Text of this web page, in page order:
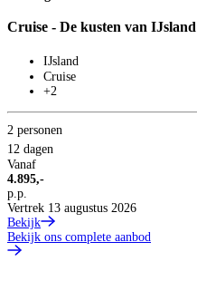
Cruise - De kusten van IJsland
IJsland
Cruise
+2
2 personen
12 dagen
Vanaf
4.895,-
p.p.
Vertrek 13 augustus 2026
Bekijk
Bekijk ons complete aanbod